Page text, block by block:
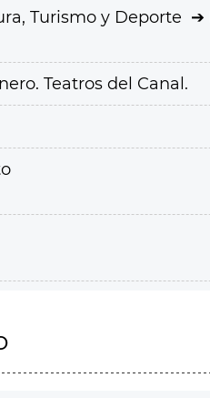
Turismo y Deporte
Teatros del Canal.